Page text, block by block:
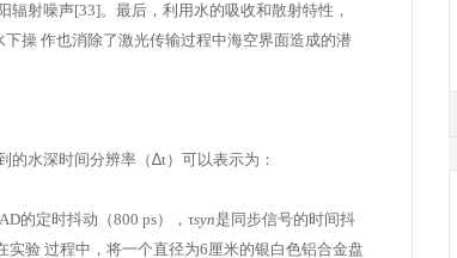
辐射噪声[33]。最后，利用水的吸收和散射特性，
下操 作也消除了激光传输过程中海空界面造成的潜
的水深时间分辨率（∆t）可以表示为：
的定时抖动（800 ps），τsyn是同步信号的时间抖
实验 过程中，将一个直径为6厘米的银白色铝合金盘